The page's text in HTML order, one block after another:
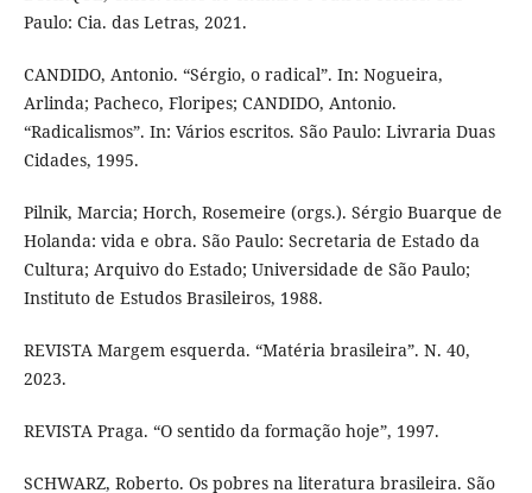
Paulo: Cia. das Letras, 2021.
CANDIDO, Antonio. “Sérgio, o radical”. In: Nogueira,
Arlinda; Pacheco, Floripes; CANDIDO, Antonio.
“Radicalismos”. In: Vários escritos. São Paulo: Livraria Duas
Cidades, 1995.
Pilnik, Marcia; Horch, Rosemeire (orgs.). Sérgio Buarque de
Holanda: vida e obra. São Paulo: Secretaria de Estado da
Cultura; Arquivo do Estado; Universidade de São Paulo;
Instituto de Estudos Brasileiros, 1988.
REVISTA Margem esquerda. “Matéria brasileira”. N. 40,
2023.
REVISTA Praga. “O sentido da formação hoje”, 1997.
SCHWARZ, Roberto. Os pobres na literatura brasileira. São